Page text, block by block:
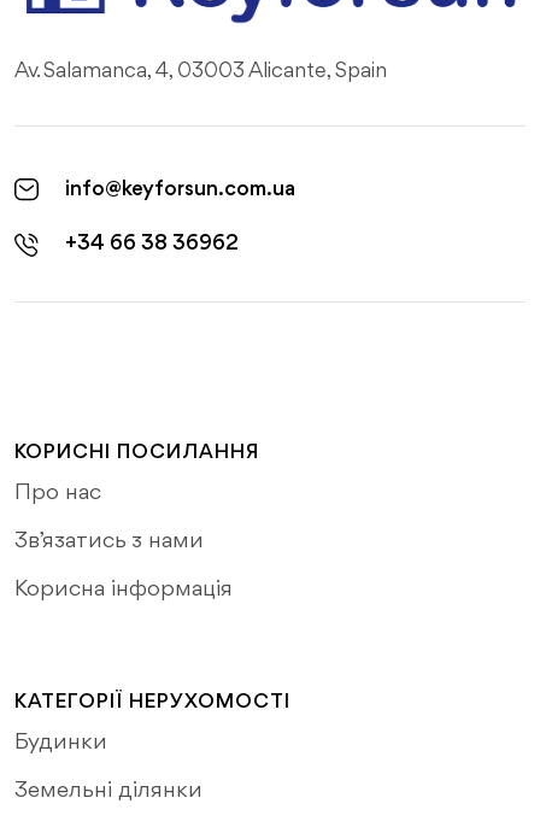
Av. Salamanca, 4, 03003 Alicante, Spain
info@keyforsun.com.ua
+34 66 38 36962
КОРИСНІ ПОСИЛАННЯ
Про нас
Зв’язатись з нами
Корисна інформація
КАТЕГОРІЇ НЕРУХОМОСТІ
Будинки
Земельні ділянки